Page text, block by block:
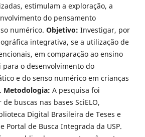
estimulam a exploração, a
do pensamento
numérico. Objetivo: Investigar, por
integrativa, se a utilização de
em comparação ao ensino
o desenvolvimento do
e do senso numérico em crianças
Metodologia: A pesquisa foi
buscas nas bases SciELO,
Digital Brasileira de Teses e
Portal de Busca Integrada da USP.